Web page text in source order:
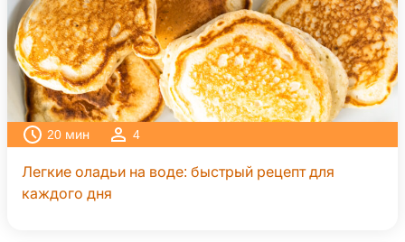
20 мин 4
Легкие оладьи на воде: быстрый рецепт для
каждого дня